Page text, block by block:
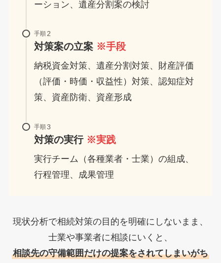
ーション、遺産分割案の検討
手順
対策案の立案 ※手段
納税資金対策、遺産分割対策、財産評価
（評価・時価・収益性）対策、認知症対
策、資産防衛、資産形成
手順
対策の実行 ※実践
実行チーム（各種業者・士業）の組成、
行程管理、成果管理
現状分析で相続対策の目的を明確にしないまま、
士業や事業者に相談にいくと、
相談先の守備範囲だけの提案をされてしまいがち